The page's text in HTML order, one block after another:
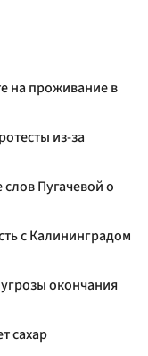
на проживание в
из-за
Пугачевой о
с Калининградом
окончания
сахар